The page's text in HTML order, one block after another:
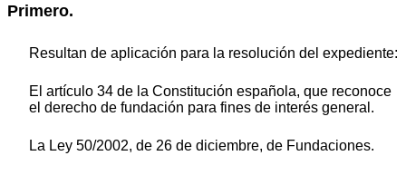
Primero.
Resultan de aplicación para la resolución del expediente:
El artículo 34 de la Constitución española, que reconoce
el derecho de fundación para fines de interés general.
La Ley 50/2002, de 26 de diciembre, de Fundaciones.